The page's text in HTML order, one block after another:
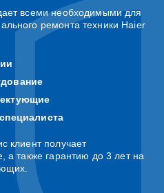
всеми необходимыми для
ремонта техники Haier
клиент получает
а также гарантию до 3 лет на